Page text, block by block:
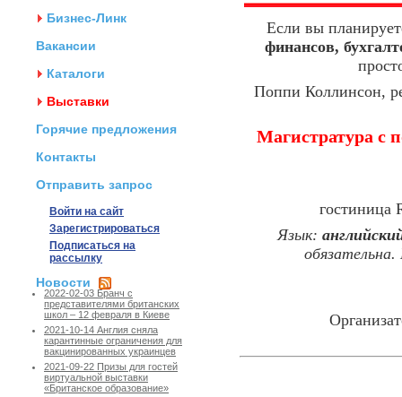
Бизнес-Линк
Вакансии
Каталоги
Выставки
Горячие предложения
Контакты
Отправить запрос
Войти на сайт
Зарегистрироваться
Подписаться на
рассылку
Новости
2022-02-03 Бранч с
представителями британских
школ – 12 февраля в Киеве
2021-10-14 Англия сняла
карантинные ограничения для
вакцинированных украинцев
2021-09-22 Призы для гостей
виртуальной выставки
«Британское образование»
Если вы
финансов,
Поппи Коллинсон,
Магистратура с
гостиница
Язык:
обязательна.